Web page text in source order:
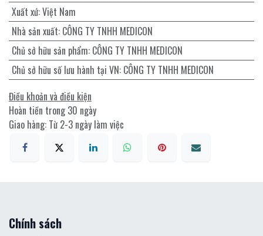
Xuất xứ:Việt Nam
Nhà sản xuất: CÔNG TY TNHH MEDICON
Chủ sở hữu sản phẩm: CÔNG TY TNHH MEDICON
Chủ sở hữu số lưu hành tại VN: CÔNG TY TNHH MEDICON
Điều khoản và điều kiện
Hoàn tiền trong 30 ngày
Giao hàng: Từ 2-3 ngày làm việc
Chính sách